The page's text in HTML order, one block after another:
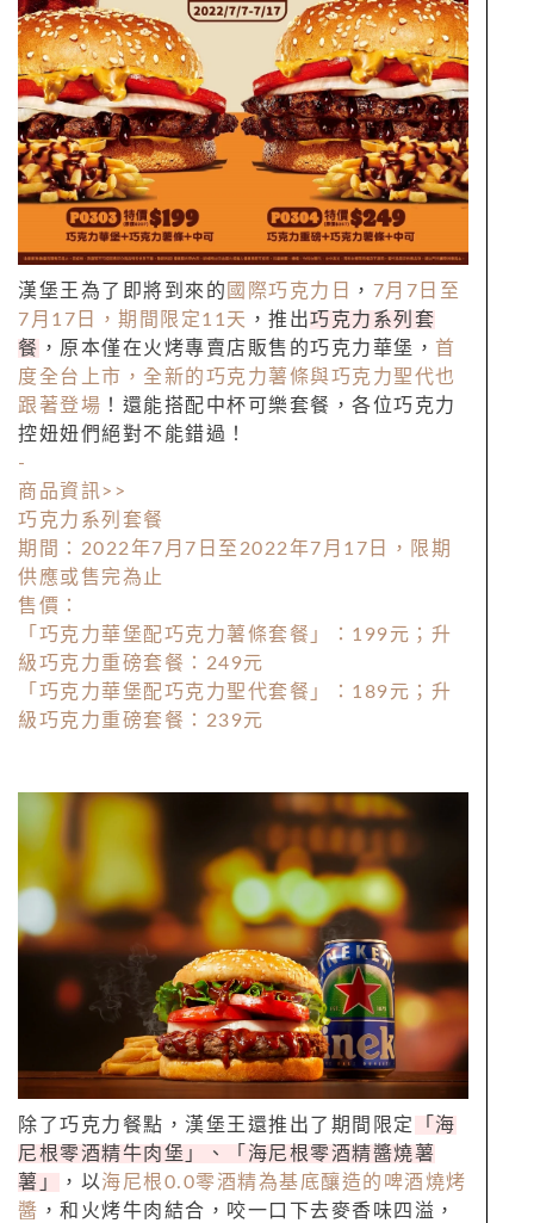
漢堡王為了即將到來的 國際巧克力日 ， 7月7日至
7月17日，期間限定11天 ，推出巧克力系列套
餐 ，原本僅在火烤專賣店販售的巧克力華堡， 首
度全台上市，全新的巧克力薯條與巧克力聖代也
跟著登場 ！還能搭配中杯可樂套餐，各位巧克力
控妞妞們絕對不能錯過！
-
商品資訊>>
巧克力系列套餐
期間：2022年7月7日至2022年7月17日，限期
供應或售完為止
售價：
「巧克力華堡配巧克力薯條套餐」：199元；升
級巧克力重磅套餐：249元
「巧克力華堡配巧克力聖代套餐」：189元；升
級巧克力重磅套餐：239元
除了巧克力餐點，漢堡王還推出了期間限定 「 海
尼根零酒精牛肉堡」、「海尼根零酒精醬燒薯
薯」
，以海尼根0.0零酒精為基底釀造的啤酒燒烤
醬 ，和火烤牛肉結合，咬一口下去麥香味四溢，